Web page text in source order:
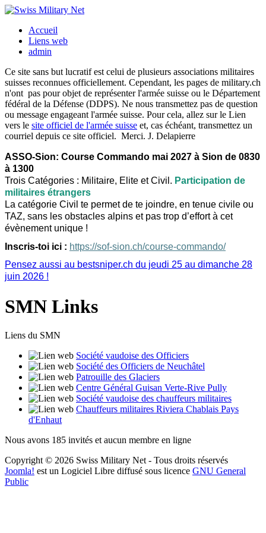
Accueil
Liens web
admin
Ce site sans but lucratif est celui de plusieurs associations militaires
suisses reconnues officiellement. Cependant, les pages de military.ch
n'ont pas pour objet de représenter l'armée suisse ou le Département
fédéral de la Défense (DDPS). Ne nous transmettez pas de question
ou message engageant l'armée suisse. Pour cela, allez sur le Lien
vers le site officiel de l'armée suisse et, cas échéant, transmettez un
courriel depuis ce site officiel. Merci. J. Delapierre
ASSO-Sion: Course Commando mai 2027 à Sion de 0830
à 1300
Trois Catégories : Militaire, Elite et Civil. Participation de
militaires étrangers
La catégorie Civil te permet de te joindre, en tenue civile ou
TAZ, sans les obstacles alpins et pas trop d’effort à cet
évènement unique !
Inscris-toi ici : https://sof-sion.ch/course-commando/
Pensez aussi au bestsniper.ch du jeudi 25 au dimanche 28
juin 2026 !
SMN Links
Liens du SMN
Société vaudoise des Officiers
Société des Officiers de Neuchâtel
Patrouille des Glaciers
Centre Général Guisan Verte-Rive Pully
Société vaudoise des chauffeurs militaires
Chauffeurs militaires Riviera Chablais Pays
d'Enhaut
Nous avons 185 invités et aucun membre en ligne
Copyright © 2026 Swiss Military Net - Tous droits réservés
Joomla! est un Logiciel Libre diffusé sous licence GNU General
Public